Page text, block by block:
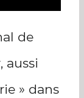
de
aussi
» dans